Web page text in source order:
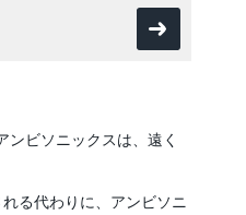
ビソニックスは、遠く
る代わりに、アンビソニ